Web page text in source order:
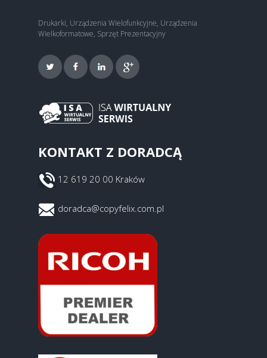
Drukarki, Urządzenia Wielofunkcyjne, Urządzenia
Wielkoformatowe, Sprzęt Prezentacyjny
KONTAKT Z DORADCĄ
12 619 20 00 Kraków
doradca@copyfelix.com.pl